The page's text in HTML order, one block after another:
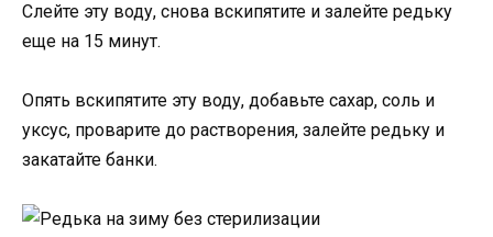
Слейте эту воду, снова вскипятите и залейте редьку
еще на 15 минут.
Опять вскипятите эту воду, добавьте сахар, соль и
уксус, проварите до растворения, залейте редьку и
закатайте банки.